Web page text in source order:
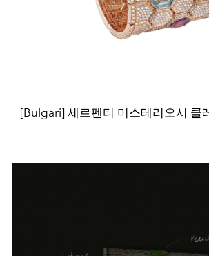
[Bulgari] 세르펜티 미스테리오시 클